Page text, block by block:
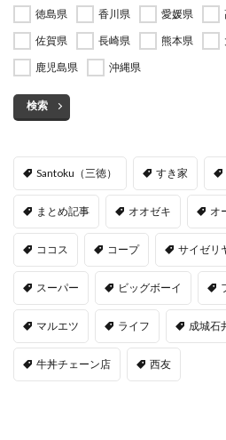
徳島県
香川県 愛媛県
佐賀県
長崎県 熊本県
鹿児島県
沖縄県
検索
Santoku（三徳） すき家
まとめ記事 オオゼキ オ
ココス コープ サイゼリ
スーパー ビッグボーイ
マルエツ ライフ 成城石
牛丼チェーン店 西友